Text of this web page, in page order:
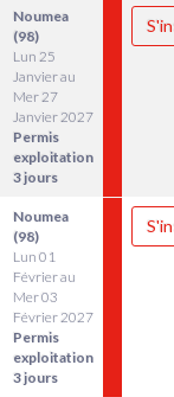
Noumea
(98)
Lun 25
Janvier au
Mer 27
Janvier 2027
Permis
exploitation
3 jours
Noumea
(98)
Lun 01
Février au
Mer 03
Février 2027
Permis
exploitation
3 jours